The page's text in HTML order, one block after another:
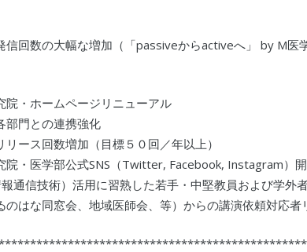
信回数の大幅な増加（「passiveからactiveへ」 by M医
院・ホームページリニューアル
部門との連携強化
リース回数増加（目標５０回／年以上）
院・医学部公式SNS（Twitter, Facebook, Instagram）
報通信技術）活用に習熟した若手・中堅教員および学外
のはな同窓会、地域医師会、等）からの講演依頼対応者